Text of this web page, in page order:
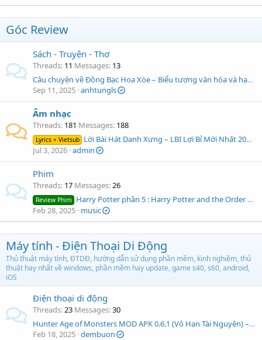
Góc Review
Sách - Truyện - Thơ
Threads 11 Messages 13
Câu chuyện về Đồng Bạc Hoa Xòe – Biểu tượng văn hóa và hạnh phúc
Sep 11, 2025 anhtungls
Âm nhạc
Threads 181 Messages 188
Lyrics + Vietsub Lời Bài Hát Danh Xưng – LBI Lợi Bỉ Mới Nhất 2025 (Kèm Lời Dịch)
Jul 3, 2026 admin
Phim
Threads 17 Messages 26
Review Phim
Harry Potter phần 5 : Harry Potter and the Order of the Phoenix – Cuộc Chiến Phép Thuật Kéo Dài
Feb 28, 2025 music
Máy tính - Điện Thoại Di Động
Thủ thuật máy tính, ĐTDĐ, hướng dẫn sử dụng phần mềm, kinh nghiệm, thủ
thuật hay nhất về windows, phần mềm hay update, game s40, s60, android,
iOS
Điện thoại di động
Threads 23 Messages 30
Hunter Age of Monsters MOD APK 0.6.1 (Vô Hạn Tài Nguyên) – Trở Thành Thợ Săn Quái Vật Huyền Thoại
Feb 18, 2025 dembuon